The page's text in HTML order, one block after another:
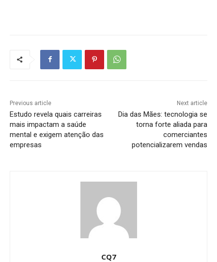
Previous article
Estudo revela quais carreiras
mais impactam a saúde
mental e exigem atenção das
empresas
Next article
Dia das Mães: tecnologia se
torna forte aliada para
comerciantes
potencializarem vendas
CQ7